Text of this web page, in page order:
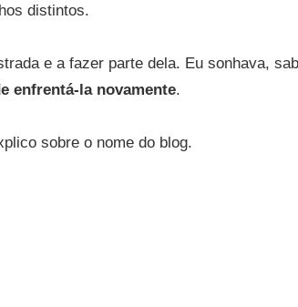
distintos.
e a fazer parte dela. Eu sonhava,
enfrentá-la novamente.
sobre o nome do blog.